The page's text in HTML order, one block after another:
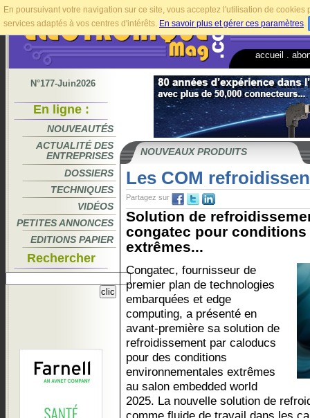
En poursuivant votre navigation sur ce site, vous acceptez l'utilisation de
services adaptés à vos centres d'intérêts. En savoir plus et gérer ces paramètres.
accueil
N°177-Juin2026
En ligne :
NOUVEAUTÉS
ACTUALITÉ DES
ENTREPRISES
DOSSIERS
TECHNIQUES
VIDÉOS
PETITES ANNONCES
EDITIONS PAPIER
Rechercher
NOUVEAUX PRODUITS
Les COM
Partagez sur
Solution de
congatec pour
extrêmes...
Congatec, fournisseur de
premier plan de technologies
embarquées et edge
computing, a présenté en
avant-première sa solution de
refroidissement par caloducs
pour des conditions
environnementales extrêmes
au salon embedded world
2025. La nouvelle solution de
comme fluide de travail dans les